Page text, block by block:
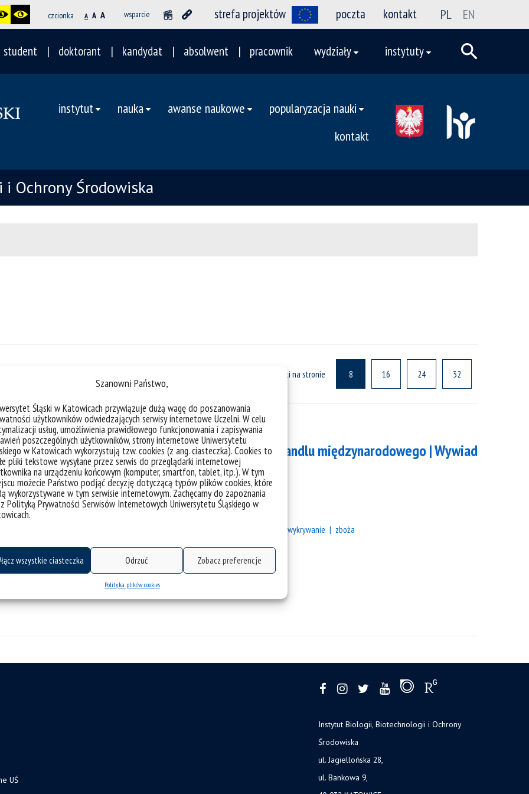
Szanowni Państwo,
Śląski w Katowicach przywiązuje dużą wagę do poszanowania
użytkowników odwiedzających serwisy internetowe Uczelni. W celu
usług, umożliwienia prawidłowego funkcjonowania i zapisywania
poszczególnych użytkowników, strony internetowe Uniwersytetu
w Katowicach wykorzystują tzw. cookies (z ang. ciasteczka). Cookies to
pliki tekstowe wysyłane przez serwis do przeglądarki internetowej
na urządzeniu końcowym (komputer, smartfon, tablet, itp.). W tym
możecie Państwo podjąć decyzję dotyczącą typów plików cookies, które
wykorzystywane w tym serwisie internetowym. Zachęcamy do zapoznania
Polityką Prywatności Serwisów Internetowych Uniwersytetu Śląskiego w
wszystkie ciasteczka Odrzuć Zobacz preferencje
Polityka plików cookies
czcionka A A A wsparcie strefa projektów poczta kontakt PL EN
student doktorant kandydat absolwent pracownik wydziały instytuty
instytut nauka awanse naukowe
popularyzacja nauki
kontakt
Ochrony Środowiska
liczba aktualności na stronie 8 16 24 32
„Cyfrowy Nos” dla bezpieczniejszego handlu międzynarodowego | Wywiad
z dr. Michałem Krzyżowskim
wykrywanie zboża
UŚ
Instytut Biologii, Biotechnologii i Ochrony
Środowiska
ul. Jagiellońska 28,
ul. Bankowa 9,